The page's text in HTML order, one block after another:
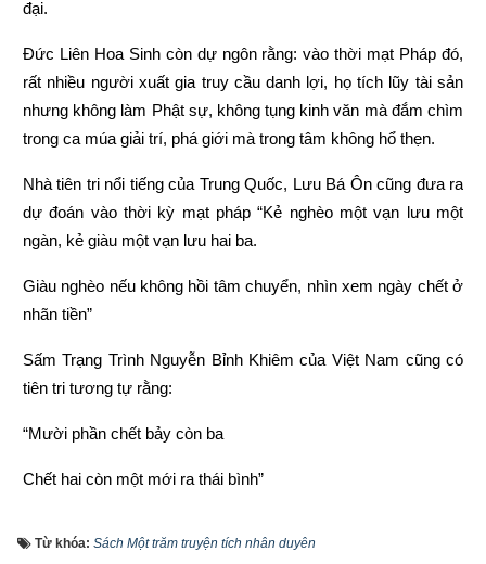
đại.
Đức Liên Hoa Sinh còn dự ngôn rằng: vào thời mạt Pháp đó,
rất nhiều người xuất gia truy cầu danh lợi, họ tích lũy tài sản
nhưng không làm Phật sự, không tụng kinh văn mà đắm chìm
trong ca múa giải trí, phá giới mà trong tâm không hổ thẹn.
Nhà tiên tri nổi tiếng của Trung Quốc, Lưu Bá Ôn cũng đưa ra
dự đoán vào thời kỳ mạt pháp “Kẻ nghèo một vạn lưu một
ngàn, kẻ giàu một vạn lưu hai ba.
Giàu nghèo nếu không hồi tâm chuyển, nhìn xem ngày chết ở
nhãn tiền”
Sấm Trạng Trình Nguyễn Bỉnh Khiêm của Việt Nam cũng có
tiên tri tương tự rằng:
“Mười phần chết bảy còn ba
Chết hai còn một mới ra thái bình”
được xem.
Từ khóa: Sách Một trăm truyện tích nhân duyên